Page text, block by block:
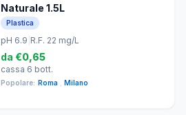
Naturale 1.5L
Plastica
pH 6.9 R.F. 22 mg/L
da €0,65
cassa 6 bott.
Popolare: Roma Milano